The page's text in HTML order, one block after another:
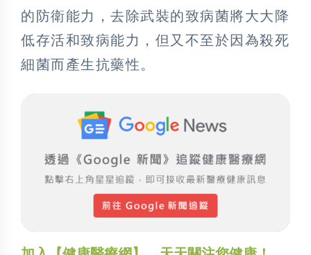
的防衛能力，去除武裝的致病菌將大大降
低存活和致病能力，但又不至於因為殺死
細菌而產生抗藥性。